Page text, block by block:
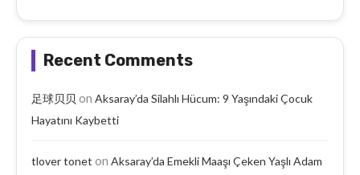
Recent Comments
足球贝贝 on Aksaray’da Silahlı Hücum: 9 Yaşındaki Çocuk
Hayatını Kaybetti
tlover tonet on Aksaray’da Emekli Maaşı Çeken Yaşlı Adam